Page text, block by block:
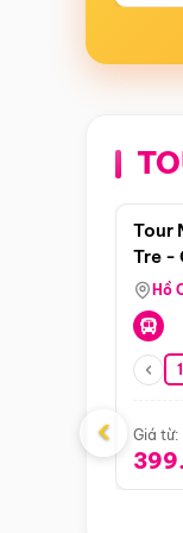
Tour
Tre -
Hồ
Giá từ:
‹